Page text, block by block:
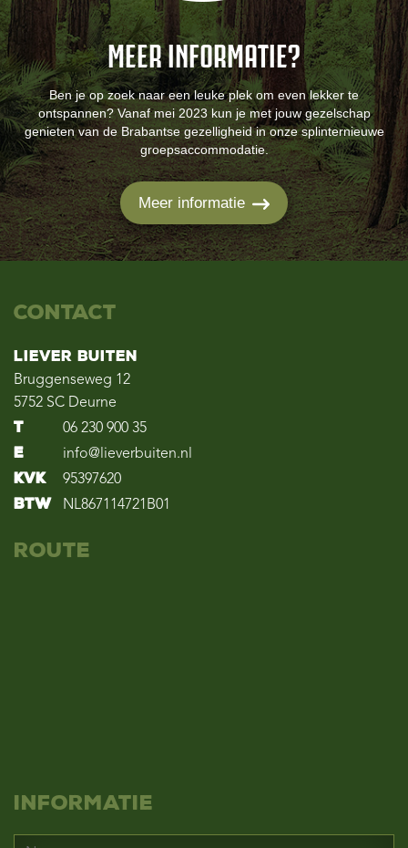
MEER INFORMATIE?
Ben je op zoek naar een leuke plek om even lekker te
ontspannen? Vanaf mei 2023 kun je met jouw gezelschap
genieten van de Brabantse gezelligheid in onze splinternieuwe
groepsaccommodatie.
Meer informatie
Contact
Liever Buiten
Bruggenseweg 12
5752 SC Deurne
T
06 230 900 35
E
info@lieverbuiten.nl
KvK
95397620
BTW
NL867114721B01
Route
Informatie